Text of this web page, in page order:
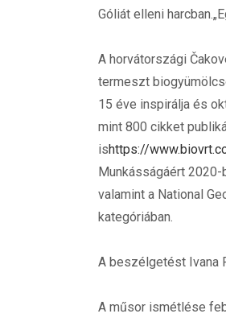
Góliát elleni
A horvátországi
termeszt
15 éve inspirálja és
mint 800 cikket
ishttps://
Munkásságáért 2020-
valamint a National
kategóriában.
A beszélgetést Ivana
A műsor ismétlése